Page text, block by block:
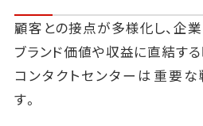
顧客との接点が多様化し、企
ブランド価値や収益に直結する
コンタクトセンターは重要
す。